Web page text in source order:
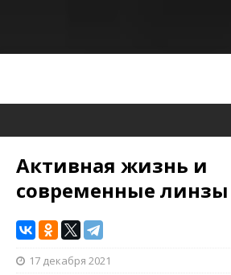
Активная жизнь и
современные линзы
17 декабря 2021